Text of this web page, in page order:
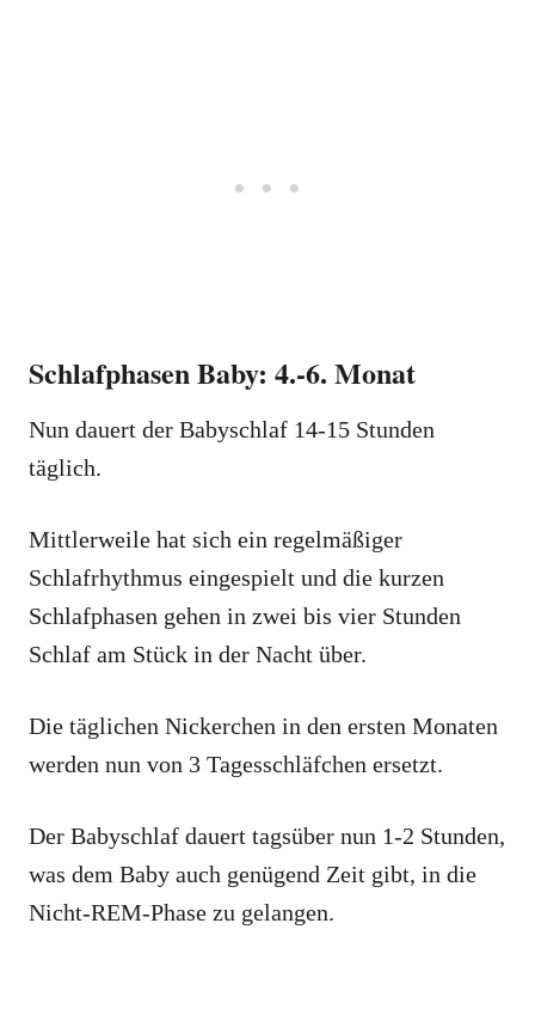
Schlafphasen Baby: 4.-6. Monat
Nun dauert der Babyschlaf 14-15 Stunden
täglich.
Mittlerweile hat sich ein regelmäßiger
Schlafrhythmus eingespielt und die kurzen
Schlafphasen gehen in zwei bis vier Stunden
Schlaf am Stück in der Nacht über.
Die täglichen Nickerchen in den ersten Monaten
werden nun von 3 Tagesschläfchen ersetzt.
Der Babyschlaf dauert tagsüber nun 1-2 Stunden,
was dem Baby auch genügend Zeit gibt, in die
Nicht-REM-Phase zu gelangen.